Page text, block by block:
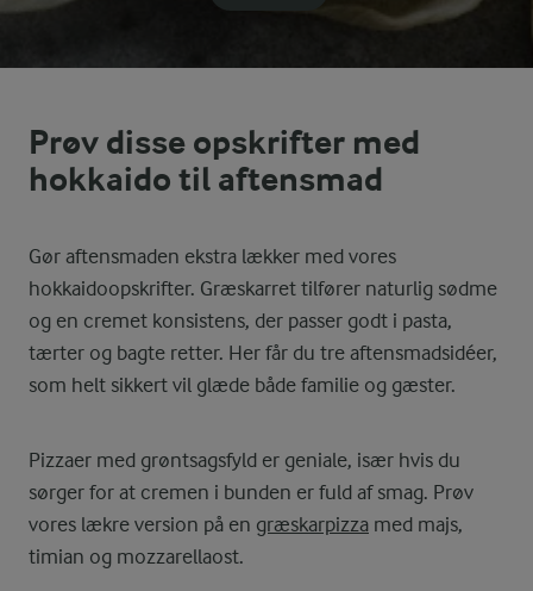
Prøv disse opskrifter med
hokkaido til aftensmad
Gør aftensmaden ekstra lækker med vores
hokkaidoopskrifter. Græskarret tilfører naturlig sødme
og en cremet konsistens, der passer godt i pasta,
tærter og bagte retter. Her får du tre aftensmadsidéer,
som helt sikkert vil glæde både familie og gæster.
Pizzaer med grøntsagsfyld er geniale, især hvis du
sørger for at cremen i bunden er fuld af smag. Prøv
vores lækre version på en græskarpizza med majs,
timian og mozzarellaost.